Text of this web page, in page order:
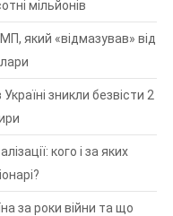
мільйонів
який «відмазував» від
зникли безвісти 2
кого і за яких
за роки війни та що